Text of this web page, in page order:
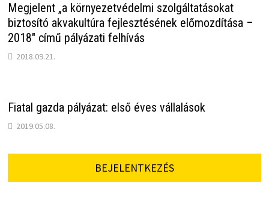
Megjelent „a környezetvédelmi szolgáltatásokat
biztosító akvakultúra fejlesztésének előmozdítása –
2018″ című pályázati felhívás
2018.09.21.
Fiatal gazda pályázat: első éves vállalások
2019.05.08.
BEJELENTKEZÉS